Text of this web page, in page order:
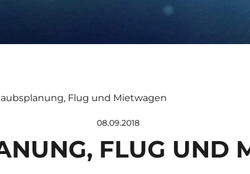
Flug und Mietwagen
08.09.2018
FLUG UND